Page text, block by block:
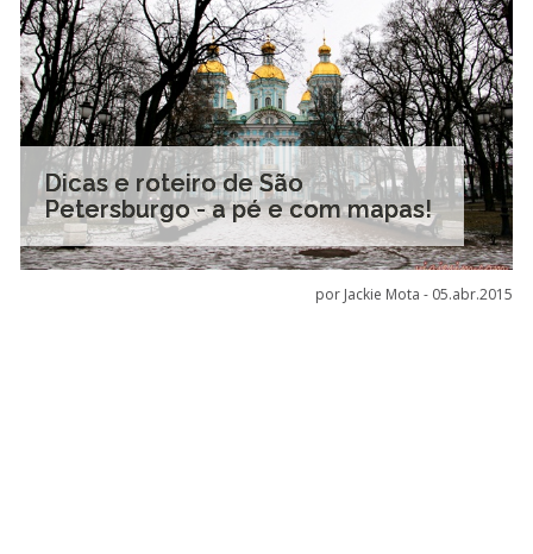
Dicas e roteiro de São
Petersburgo - a pé e com mapas!
por Jackie Mota - 05.abr.2015